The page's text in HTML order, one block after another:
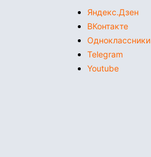
Яндекс.Дзен
ВКонтакте
Одноклассники
Telegram
Youtube